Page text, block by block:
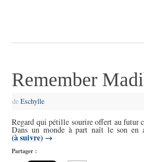
Remember
deEschylle
Regard qui pétille sourire offert au futur
Dans un monde à part naît le son en
(à suivre) →
Partager :